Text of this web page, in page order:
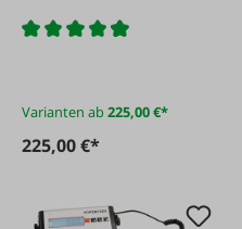
Varianten ab225,00 €*
225,00 €*